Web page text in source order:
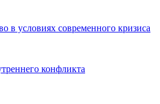
в условиях современного кризиса
конфликта